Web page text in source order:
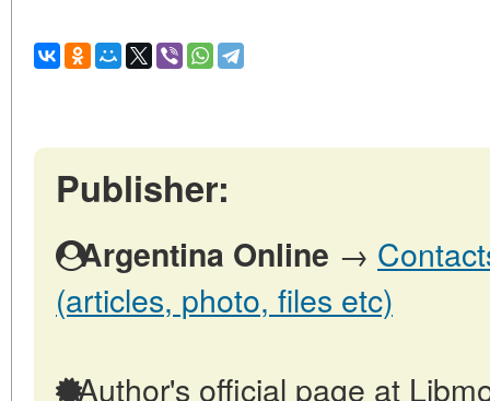
Publisher:
Argentina Online →
(articles, photo, files etc)
Author's official page at